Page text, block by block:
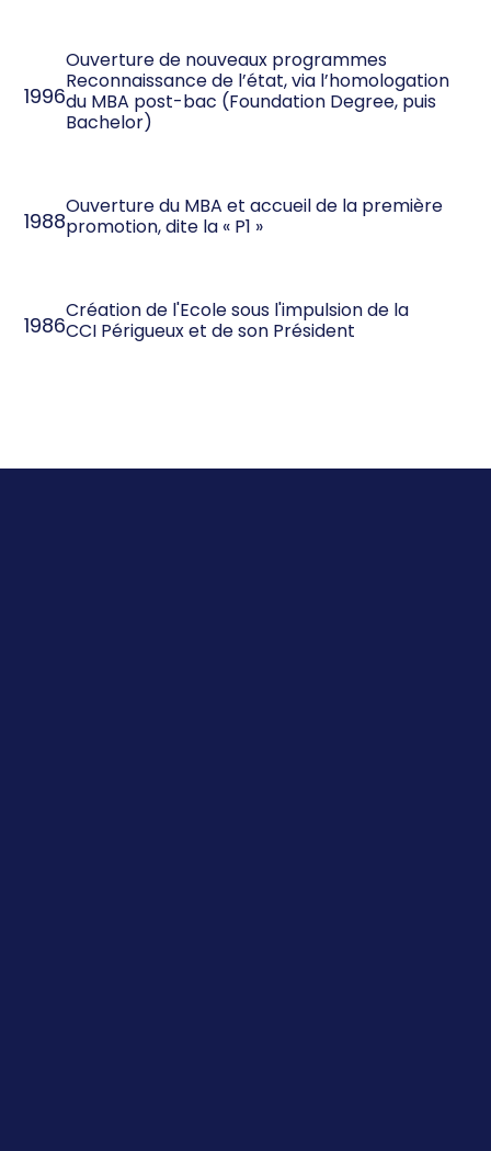
1996
Ouverture de nouveaux programmes
Reconnaissance de l’état, via l’homologation
du MBA post-bac (Foundation Degree, puis
Bachelor)
1988
Ouverture du MBA et accueil de la première
promotion, dite la « P1 »
1986
Création de l'Ecole sous l'impulsion de la
CCI Périgueux et de son Président